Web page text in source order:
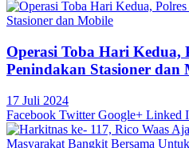
Operasi Toba Hari Kedua,
Penindakan Stasioner dan
17 Juli 2024
Facebook Twitter Google+ Linked